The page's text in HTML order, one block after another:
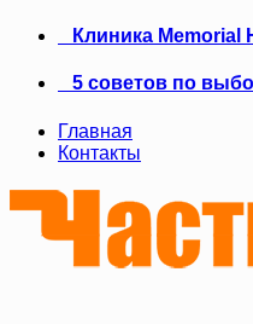
Клиника Memorial
5 советов по
Главная
Контакты